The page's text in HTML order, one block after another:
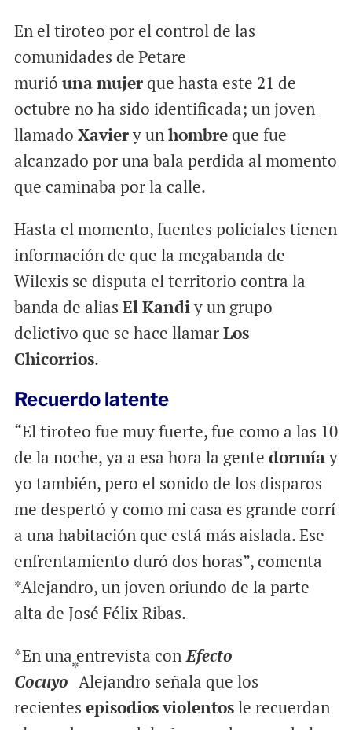
En el tiroteo por el control de las
comunidades de Petare
murió unamujerque hasta este 21 de
octubre no ha sido identificada; un joven
llamado Xaviery unhombreque fue
alcanzado por una bala perdida al momento
que caminaba por la calle.
Hasta el momento, fuentes policiales tienen
información de que la megabanda de
Wilexis se disputa el territorio contra la
banda de alias ElKandiy un grupo
delictivo que se hace llamarLos
Chicorrios.
Recuerdo latente
“El tiroteo fue muy fuerte, fue como a las 10
de la noche, ya a esa hora la gente dormíay
yo también, pero el sonido de los disparos
me despertó y como mi casa es grande corrí
a una habitación que está más aislada. Ese
enfrentamiento duró dos horas”, comenta
*Alejandro, un joven oriundo de la parte
alta de José Félix Ribas.
*En una entrevista conEfecto
Cocuyo
*
Alejandro señala que los
recientes episodiosviolentosle recuerdan